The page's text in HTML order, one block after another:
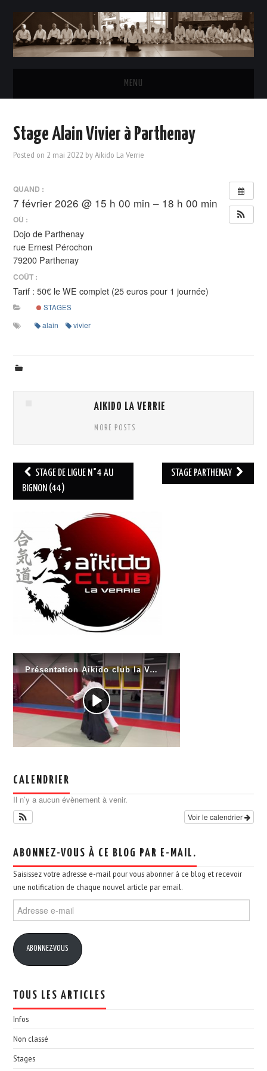
MENU
L’AÏKIDO
HORAIRES DES COURS
INSCRIPTIONS & TARIFS
LE BUREAU
CALENDRIER
PHOTOS
NOUS CONTACTER
Stage Alain Vivier à Parthenay
Posted on 2 mai 2022 byAikido La Verrie
QUAND :
7 février 2026 @ 15 h 00 min – 18 h 00 min
OÙ :
Dojo de Parthenay
rue Ernest Pérochon
79200 Parthenay
COÛT :
Tarif : 50€ le WE complet (25 euros pour 1 journée)
STAGES
alain vivier
AIKIDO LA VERRIE
MORE POSTS
Navigation
des
STAGE DE LIGUE N°4 AU
BIGNON (44)
STAGE PARTHENAY
CALENDRIER
Il n’y a aucun évènement à venir.
Voir le calendrier
ABONNEZ-VOUS À CE BLOG PAR E-MAIL.
Saisissez votre adresse e-mail pour vous abonner à ce blog et recevoir
une notification de chaque nouvel article par email.
Adresse
e-
ABONNEZ-VOUS
TOUS LES ARTICLES
Infos
Non classé
Stages